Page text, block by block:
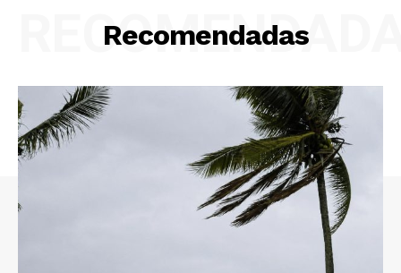
Recomendadas